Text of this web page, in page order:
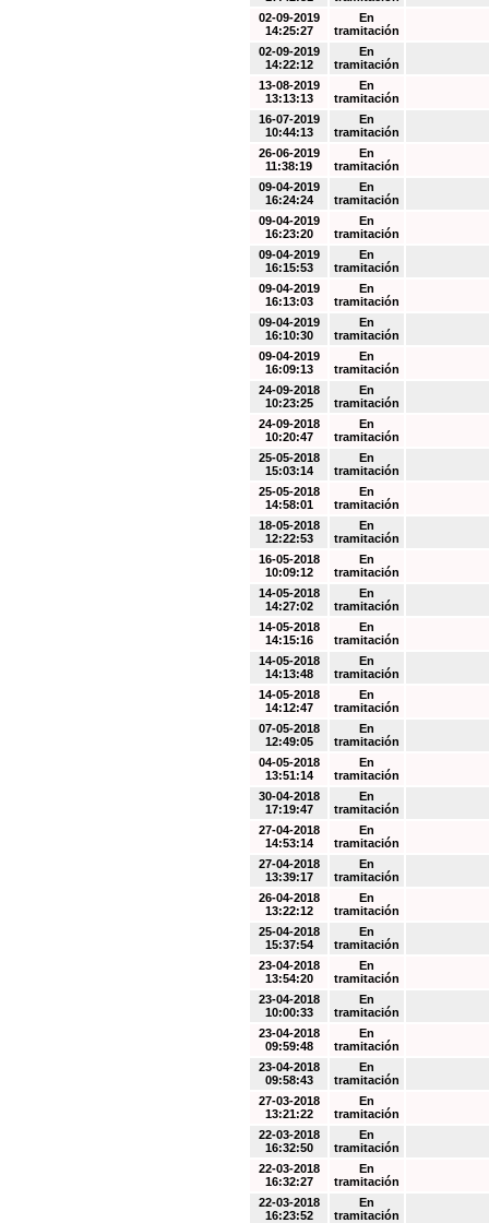
02-09-2019
14:25:27
En
tramitación
02-09-2019
14:22:12
En
tramitación
13-08-2019
13:13:13
En
tramitación
16-07-2019
10:44:13
En
tramitación
26-06-2019
11:38:19
En
tramitación
09-04-2019
16:24:24
En
tramitación
09-04-2019
16:23:20
En
tramitación
09-04-2019
16:15:53
En
tramitación
09-04-2019
16:13:03
En
tramitación
09-04-2019
16:10:30
En
tramitación
09-04-2019
16:09:13
En
tramitación
24-09-2018
10:23:25
En
tramitación
24-09-2018
10:20:47
En
tramitación
25-05-2018
15:03:14
En
tramitación
25-05-2018
14:58:01
En
tramitación
18-05-2018
12:22:53
En
tramitación
16-05-2018
10:09:12
En
tramitación
14-05-2018
14:27:02
En
tramitación
14-05-2018
14:15:16
En
tramitación
14-05-2018
14:13:48
En
tramitación
14-05-2018
14:12:47
En
tramitación
07-05-2018
12:49:05
En
tramitación
04-05-2018
13:51:14
En
tramitación
30-04-2018
17:19:47
En
tramitación
27-04-2018
14:53:14
En
tramitación
27-04-2018
13:39:17
En
tramitación
26-04-2018
13:22:12
En
tramitación
25-04-2018
15:37:54
En
tramitación
23-04-2018
13:54:20
En
tramitación
23-04-2018
10:00:33
En
tramitación
23-04-2018
09:59:48
En
tramitación
23-04-2018
09:58:43
En
tramitación
27-03-2018
13:21:22
En
tramitación
22-03-2018
16:32:50
En
tramitación
22-03-2018
16:32:27
En
tramitación
22-03-2018
16:23:52
En
tramitación